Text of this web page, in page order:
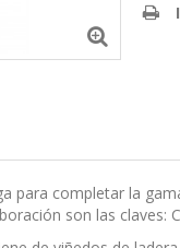
para completar la
son las claves: